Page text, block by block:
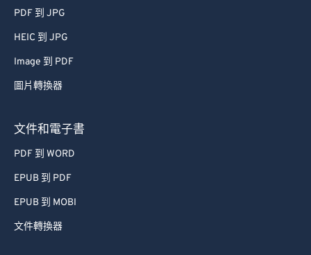
PDF 到 JPG
HEIC 到 JPG
Image 到 PDF
圖片轉換器
文件和電子書
PDF 到 WORD
EPUB 到 PDF
EPUB 到 MOBI
文件轉換器